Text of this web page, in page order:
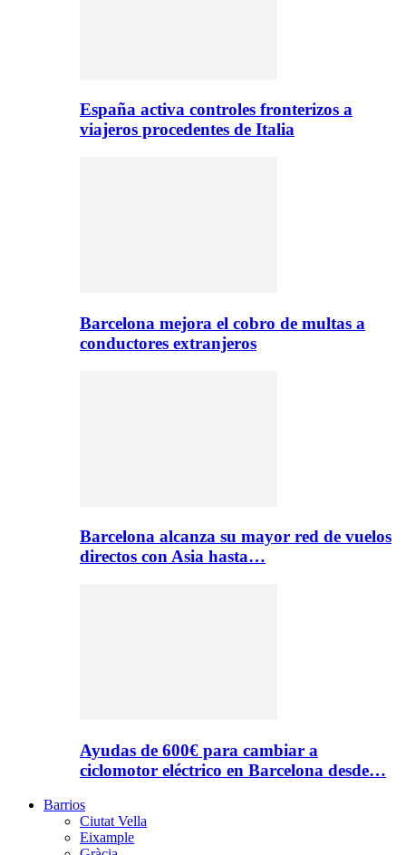
España activa controles fronterizos a
viajeros procedentes de Italia
Barcelona mejora el cobro de multas a
conductores extranjeros
Barcelona alcanza su mayor red de vuelos
directos con Asia hasta…
Ayudas de 600€ para cambiar a
ciclomotor eléctrico en Barcelona desde…
Barrios
Ciutat Vella
Eixample